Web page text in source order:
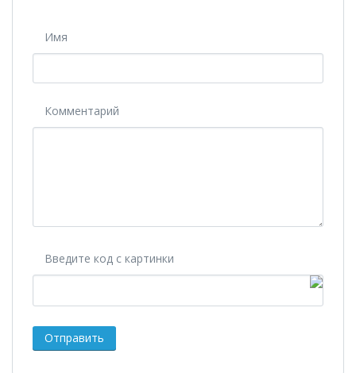
Имя
Комментарий
Введите код с картинки